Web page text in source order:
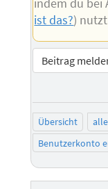
indem du bei
ist das?)
Beitrag
Übersicht
Benutzerkonto